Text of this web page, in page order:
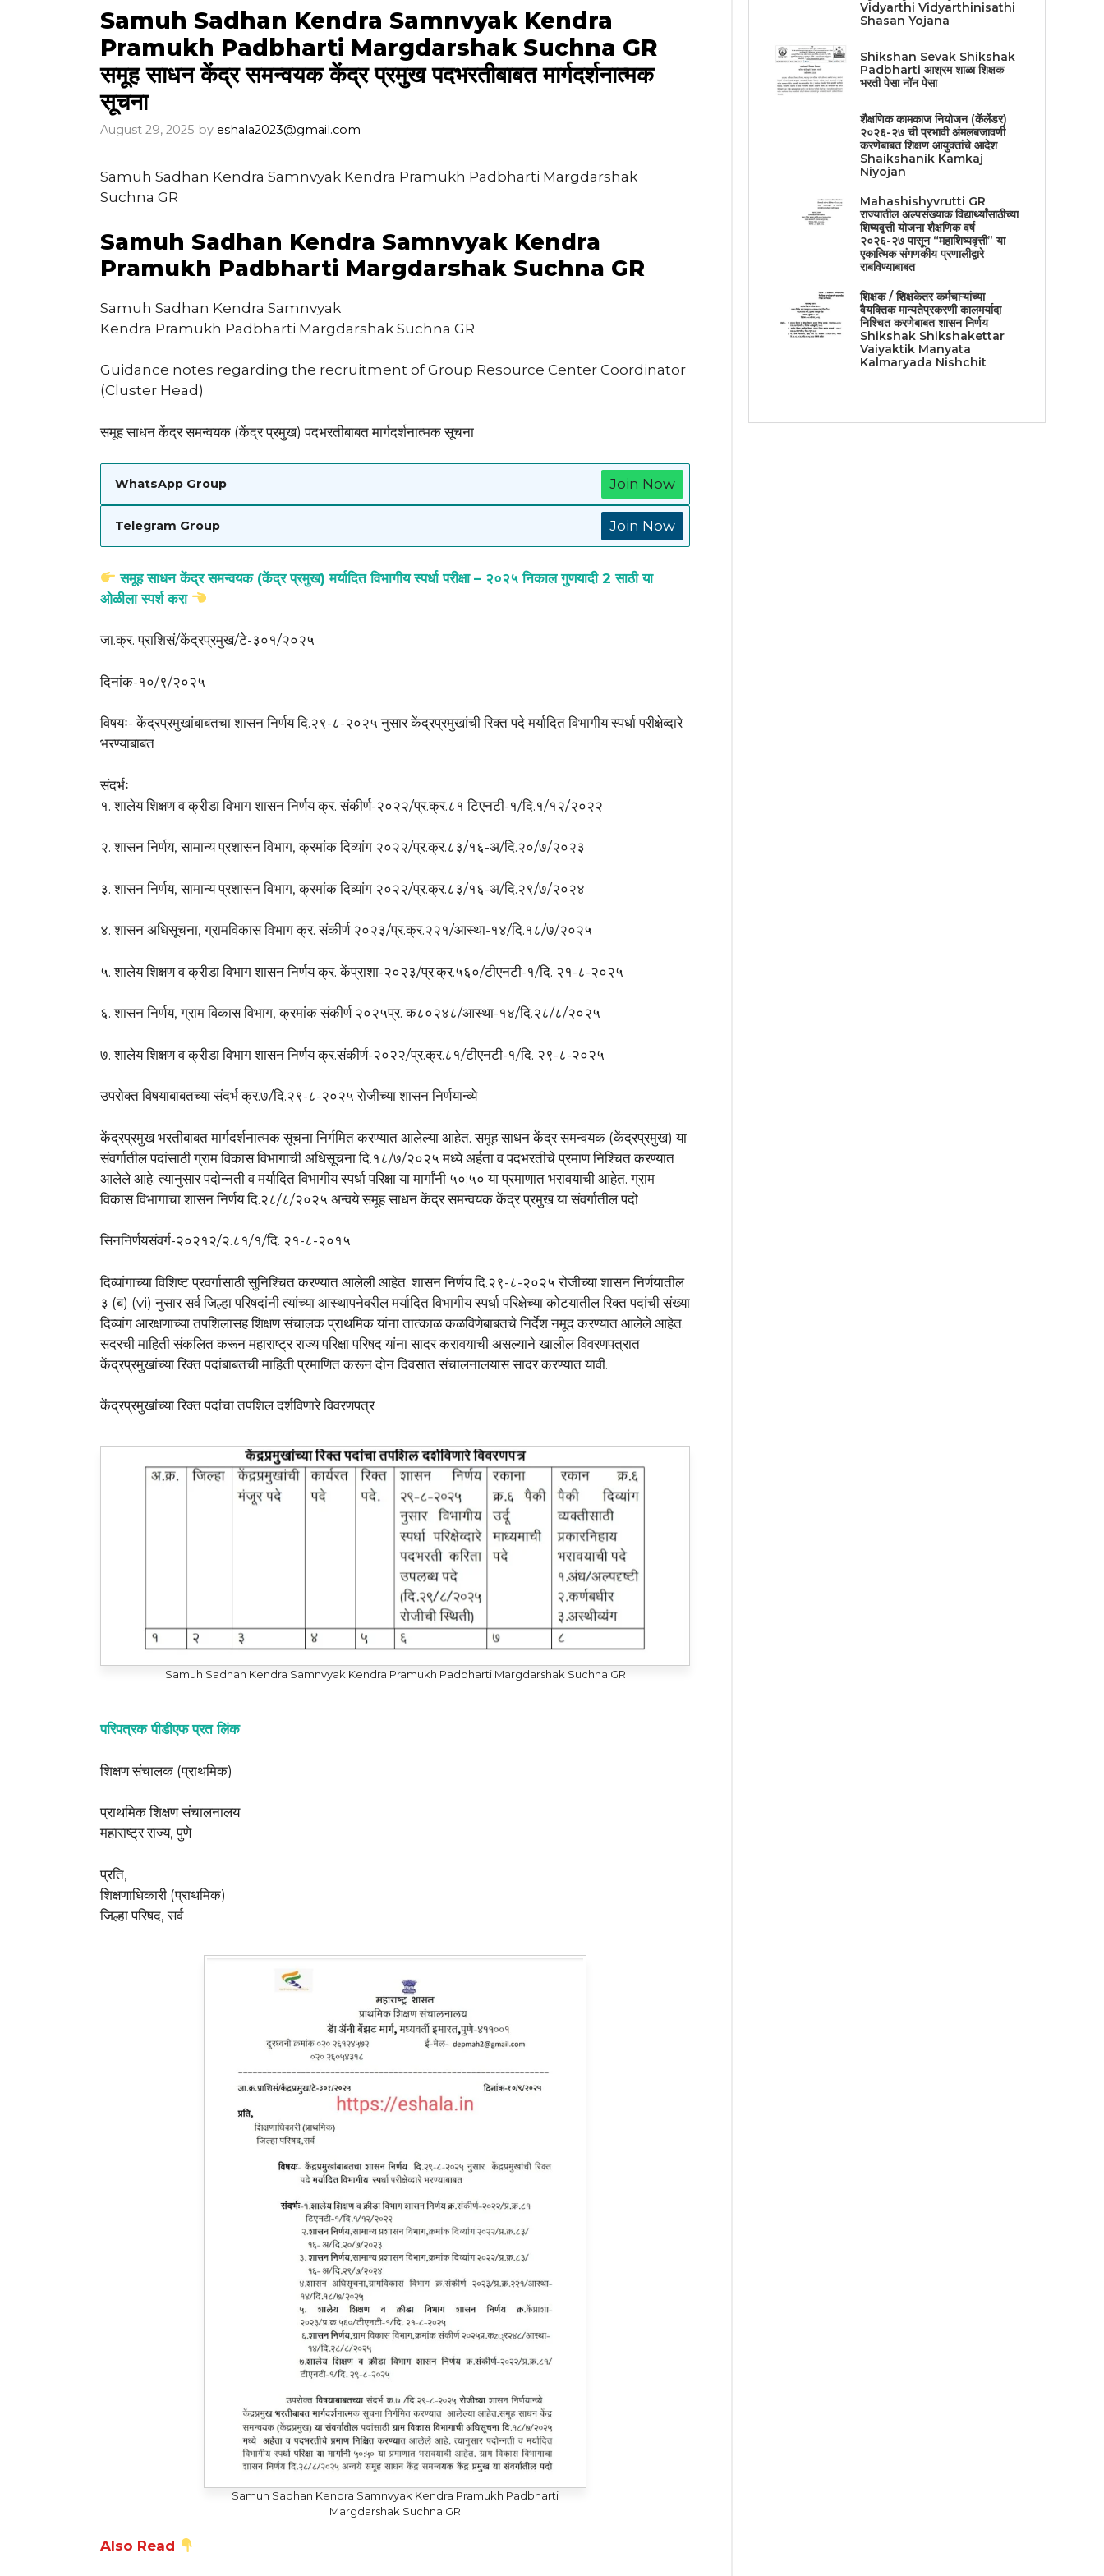
Samuh Sadhan Kendra Samnvyak Kendra
Pramukh Padbharti Margdarshak Suchna GR
समूह साधन केंद्र समन्वयक केंद्र प्रमुख पदभरतीबाबत मार्गदर्शनात्मक
सूचना
August 29, 2025 by eshala2023@gmail.com
Samuh Sadhan Kendra Samnvyak Kendra Pramukh Padbharti Margdarshak
Suchna GR
Samuh Sadhan Kendra Samnvyak Kendra
Pramukh Padbharti Margdarshak Suchna GR
Samuh Sadhan Kendra Samnvyak
Kendra Pramukh Padbharti Margdarshak Suchna GR
Guidance notes regarding the recruitment of Group Resource Center Coordinator
(Cluster Head)
समूह साधन केंद्र समन्वयक (केंद्र प्रमुख) पदभरतीबाबत मार्गदर्शनात्मक सूचना
WhatsApp Group Join Now
Telegram Group Join Now
समूह साधन केंद्र समन्वयक (केंद्र प्रमुख) मर्यादित विभागीय स्पर्धा परीक्षा – २०२५ निकाल गुणयादी 2 साठी या
ओळीला स्पर्श करा
जा.क्र. प्राशिसं/केंद्रप्रमुख/टे-३०१/२०२५
दिनांक-१०/९/२०२५
विषयः- केंद्रप्रमुखांबाबतचा शासन निर्णय दि.२९-८-२०२५ नुसार केंद्रप्रमुखांची रिक्त पदे मर्यादित विभागीय स्पर्धा परीक्षेव्दारे
भरण्याबाबत
संदर्भः
१. शालेय शिक्षण व क्रीडा विभाग शासन निर्णय क्र. संकीर्ण-२०२२/प्र.क्र.८१ टिएनटी-१/दि.१/१२/२०२२
२. शासन निर्णय, सामान्य प्रशासन विभाग, क्रमांक दिव्यांग २०२२/प्र.क्र.८३/१६-अ/दि.२०/७/२०२३
३. शासन निर्णय, सामान्य प्रशासन विभाग, क्रमांक दिव्यांग २०२२/प्र.क्र.८३/१६-अ/दि.२९/७/२०२४
४. शासन अधिसूचना, ग्रामविकास विभाग क्र. संकीर्ण २०२३/प्र.क्र.२२१/आस्था-१४/दि.१८/७/२०२५
५. शालेय शिक्षण व क्रीडा विभाग शासन निर्णय क्र. केंप्राशा-२०२३/प्र.क्र.५६०/टीएनटी-१/दि. २१-८-२०२५
६. शासन निर्णय, ग्राम विकास विभाग, क्रमांक संकीर्ण २०२५प्र. क८०२४८/आस्था-१४/दि.२८/८/२०२५
७. शालेय शिक्षण व क्रीडा विभाग शासन निर्णय क्र.संकीर्ण-२०२२/प्र.क्र.८१/टीएनटी-१/दि. २९-८-२०२५
उपरोक्त विषयाबाबतच्या संदर्भ क्र.७/दि.२९-८-२०२५ रोजीच्या शासन निर्णयान्व्ये
केंद्रप्रमुख भरतीबाबत मार्गदर्शनात्मक सूचना निर्गमित करण्यात आलेल्या आहेत. समूह साधन केंद्र समन्वयक (केंद्रप्रमुख) या
संवर्गातील पदांसाठी ग्राम विकास विभागाची अधिसूचना दि.१८/७/२०२५ मध्ये अर्हता व पदभरतीचे प्रमाण निश्चित करण्यात
आलेले आहे. त्यानुसार पदोन्नती व मर्यादित विभागीय स्पर्धा परिक्षा या मार्गांनी ५०:५० या प्रमाणात भरावयाची आहेत. ग्राम
विकास विभागाचा शासन निर्णय दि.२८/८/२०२५ अन्वये समूह साधन केंद्र समन्वयक केंद्र प्रमुख या संवर्गातील पदो
सिननिर्णयसंवर्ग-२०२१२/२.८१/१/दि. २१-८-२०१५
दिव्यांगाच्या विशिष्ट प्रवर्गासाठी सुनिश्चित करण्यात आलेली आहेत. शासन निर्णय दि.२९-८-२०२५ रोजीच्या शासन निर्णयातील
३ (ब) (vi) नुसार सर्व जिल्हा परिषदांनी त्यांच्या आस्थापनेवरील मर्यादित विभागीय स्पर्धा परिक्षेच्या कोटयातील रिक्त पदांची संख्या
दिव्यांग आरक्षणाच्या तपशिलासह शिक्षण संचालक प्राथमिक यांना तात्काळ कळविणेबाबतचे निर्देश नमूद करण्यात आलेले आहेत.
सदरची माहिती संकलित करून महाराष्ट्र राज्य परिक्षा परिषद यांना सादर करावयाची असल्याने खालील विवरणपत्रात
केंद्रप्रमुखांच्या रिक्त पदांबाबतची माहिती प्रमाणित करून दोन दिवसात संचालनालयास सादर करण्यात यावी.
केंद्रप्रमुखांच्या रिक्त पदांचा तपशिल दर्शविणारे विवरणपत्र
Samuh Sadhan Kendra Samnvyak Kendra Pramukh Padbharti Margdarshak Suchna GR
परिपत्रक पीडीएफ प्रत लिंक
शिक्षण संचालक (प्राथमिक)
प्राथमिक शिक्षण संचालनालय
महाराष्ट्र राज्य, पुणे
प्रति,
शिक्षणाधिकारी (प्राथमिक)
जिल्हा परिषद, सर्व
Samuh Sadhan Kendra Samnvyak Kendra Pramukh Padbharti
Margdarshak Suchna GR
Also Read
Vidyarthi Vidyarthinisathi
Shasan Yojana
Shikshan Sevak Shikshak
Padbharti आश्रम शाळा शिक्षक
भरती पेसा नॉन पेसा
शैक्षणिक कामकाज नियोजन (कॅलेंडर)
२०२६-२७ ची प्रभावी अंमलबजावणी
करणेबाबत शिक्षण आयुक्तांचे आदेश
Shaikshanik Kamkaj
Niyojan
Mahashishyvrutti GR
राज्यातील अल्पसंख्याक विद्यार्थ्यांसाठीच्या
शिष्यवृत्ती योजना शैक्षणिक वर्ष
२०२६-२७ पासून “महाशिष्यवृत्ती” या
एकात्मिक संगणकीय प्रणालीद्वारे
राबविण्याबाबत
शिक्षक / शिक्षकेतर कर्मचाऱ्यांच्या
वैयक्तिक मान्यतेप्रकरणी कालमर्यादा
निश्चित करणेबाबत शासन निर्णय
Shikshak Shikshakettar
Vaiyaktik Manyata
Kalmaryada Nishchit